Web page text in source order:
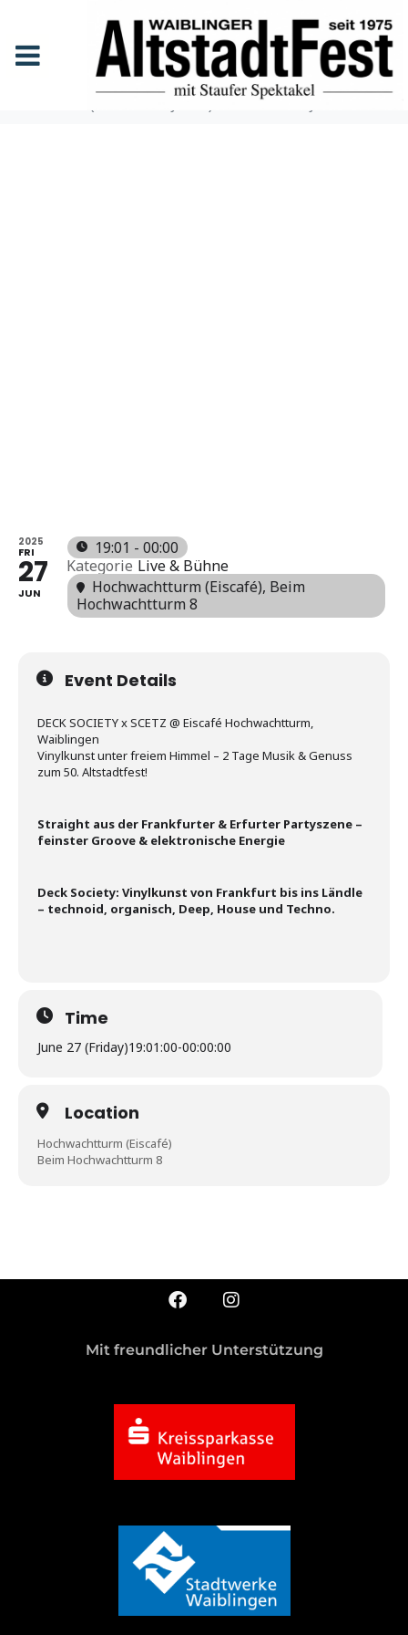
SCETZ (DJ Mike Maysson) &
Deck Society
Events
SCETZ (DJ Mike Maysson) & Deck Society
2025
FRI
27
JUN
19:01 - 00:00
Kategorie Live & Bühne
Hochwachtturm (Eiscafé), Beim
Hochwachtturm 8
Event Details
DECK SOCIETY x SCETZ @ Eiscafé Hochwachtturm,
Waiblingen
Vinylkunst unter freiem Himmel – 2 Tage Musik & Genuss
zum 50. Altstadtfest!
Straight aus der Frankfurter & Erfurter Partyszene –
feinster Groove & elektronische Energie
Deck Society: Vinylkunst von Frankfurt bis ins Ländle
– technoid, organisch, Deep, House und Techno.
Time
June 27 (Friday)19:01:00-00:00:00
Location
Hochwachtturm (Eiscafé)
Beim Hochwachtturm 8
Mit freundlicher Unterstützung